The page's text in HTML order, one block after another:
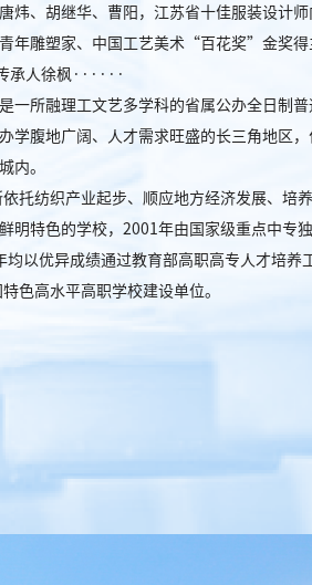
炜、胡继华、曹阳，江苏省十佳服装设计
年雕塑家、中国工艺美术“百花奖”金奖得
承人徐枫······
一所融理工文艺多学科的省属公办全日制
学腹地广阔、人才需求旺盛的长三角地区
内。
托纺织产业起步、顺应地方经济发展、培
明特色的学校，2001年由国家级重点中专
以优异成绩通过教育部高职高专人才培养
色高水平高职学校建设单位。